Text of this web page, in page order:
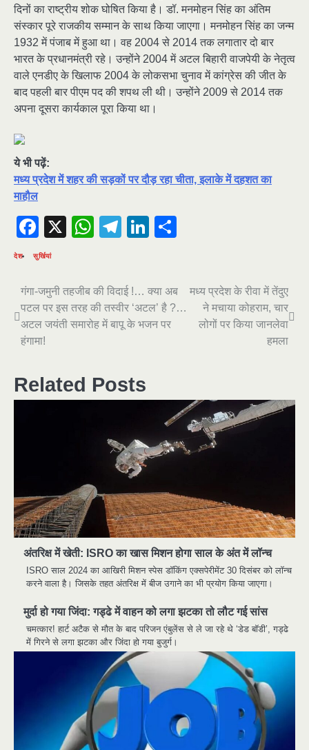
दिनों का राष्ट्रीय शोक घोषित किया है। डॉ. मनमोहन सिंह का अंतिम
संस्कार पूरे राजकीय सम्मान के साथ किया जाएगा। मनमोहन सिंह का जन्म
1932 में पंजाब में हुआ था। वह 2004 से 2014 तक लगातार दो बार
भारत के प्रधानमंत्री रहे। उन्होंने 2004 में अटल बिहारी वाजपेयी के नेतृत्व
वाले एनडीए के खिलाफ 2004 के लोकसभा चुनाव में कांग्रेस की जीत के
बाद पहली बार पीएम पद की शपथ ली थी। उन्होंने 2009 से 2014 तक
अपना दूसरा कार्यकाल पूरा किया था।
ये भी पढ़ें:
मध्य प्रदेश में शहर की सड़कों पर दौड़ रहा चीता, इलाके में दहशत का
माहौल
Facebook
X WhatsApp
Telegram
LinkedIn
देश सुर्खियां
Post
navigation
गंगा-जमुनी तहजीब की विदाई !… क्या अब
पटल पर इस तरह की तस्वीर ‘अटल’ है ?…
अटल जयंती समारोह में बापू के भजन पर
हंगामा!
मध्य प्रदेश के रीवा में तेंदुए
ने मचाया कोहराम, चार
लोगों पर किया जानलेवा
हमला
Related Posts
अंतरिक्ष में खेती: ISRO का खास मिशन होगा साल के अंत में लॉन्च
ISRO साल 2024 का आखिरी मिशन स्पेस डॉकिंग एक्सपेरीमेंट 30 दिसंबर को लॉन्च
करने वाला है। जिसके तहत अंतरिक्ष में बीज उगाने का भी प्रयोग किया जाएगा।
मुर्दा हो गया जिंदा: गड्ढे में वाहन को लगा झटका तो लौट गई सांस
चमत्कार! हार्ट अटैक से मौत के बाद परिजन एंबुलेंस से ले जा रहे थे ‘डेड बॉडी’, गड्ढे
में गिरने से लगा झटका और जिंदा हो गया बुजुर्ग।